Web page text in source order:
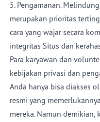
5. Pengamanan.
merupakan prioritas
cara yang wajar secara
integritas Situs dan
Para karyawan dan
kebijakan privasi dan
Anda hanya bisa diakses
resmi yang
mereka. Namun